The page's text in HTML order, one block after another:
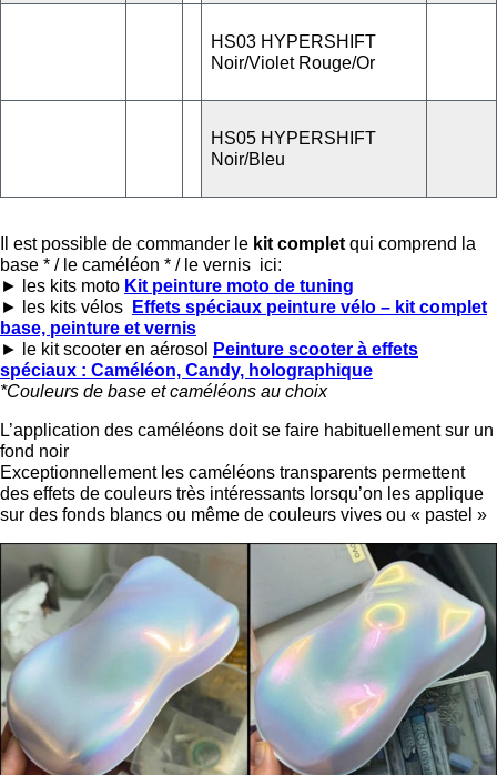
HS03 HYPERSHIFT
Noir/Violet Rouge/Or
HS05 HYPERSHIFT
Noir/Bleu
Il est possible de commander le kit complet qui comprend la
base * / le caméléon * / le vernis ici:
► les kits moto Kit peinture moto de tuning
► les kits vélos
Effets spéciaux peinture vélo – kit complet
base, peinture et vernis
► le kit scooter en aérosol
Peinture scooter à effets
spéciaux : Caméléon, Candy, holographique
*Couleurs de base et caméléons au choix
L’application des caméléons doit se faire habituellement sur un
fond noir
Exceptionnellement les caméléons transparents permettent
des effets de couleurs très intéressants lorsqu’on les applique
sur des fonds blancs ou même de couleurs vives ou « pastel »